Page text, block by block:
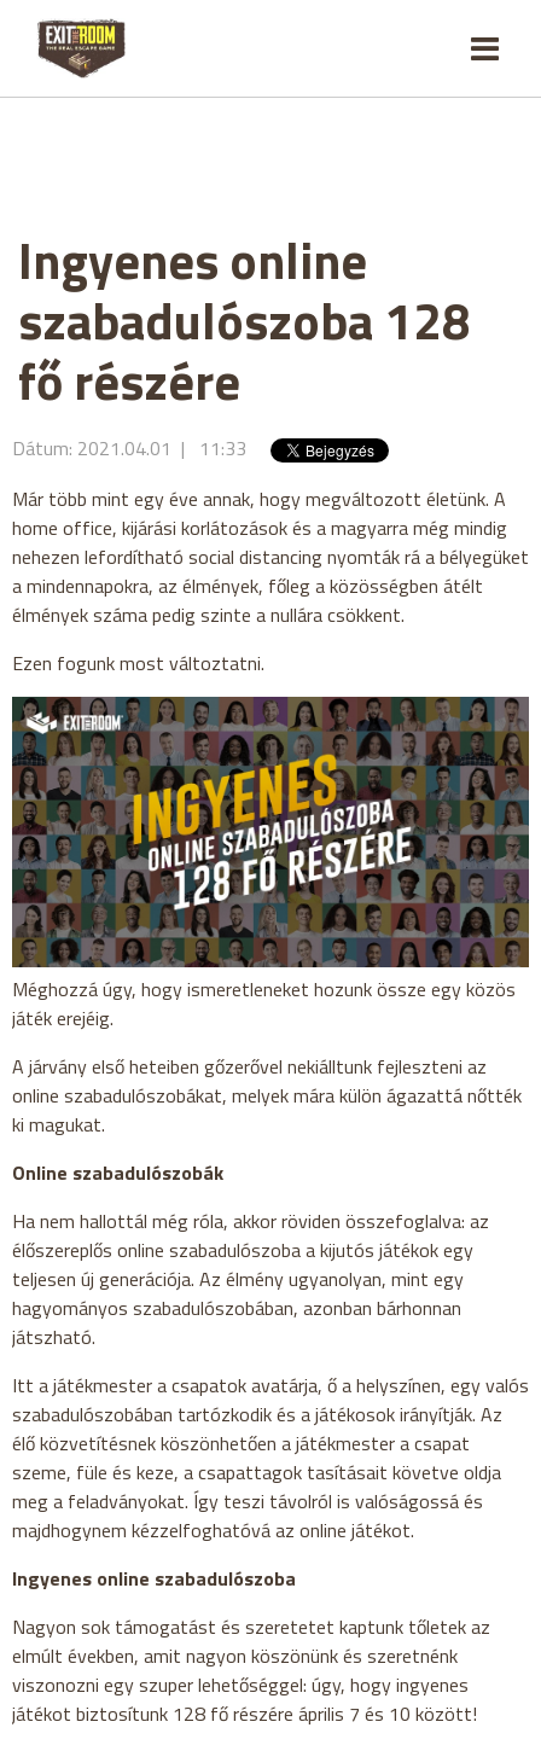
Ingyenes online
szabadulószoba 128
fő részére
Dátum: 2021.04.01 | 11:33
Már több mint egy éve annak, hogy megváltozott életünk. A
home office, kijárási korlátozások és a magyarra még mindig
nehezen lefordítható social distancing nyomták rá a bélyegüket
a mindennapokra, az élmények, főleg a közösségben átélt
élmények száma pedig szinte a nullára csökkent.
Ezen fogunk most változtatni.
Méghozzá úgy, hogy ismeretleneket hozunk össze egy közös
játék erejéig.
A járvány első heteiben gőzerővel nekiálltunk fejleszteni az
online szabadulószobákat, melyek mára külön ágazattá nőtték
ki magukat.
Online szabadulószobák
Ha nem hallottál még róla, akkor röviden összefoglalva: az
élőszereplős online szabadulószoba a kijutós játékok egy
teljesen új generációja. Az élmény ugyanolyan, mint egy
hagyományos szabadulószobában, azonban bárhonnan
játszható.
Itt a játékmester a csapatok avatárja, ő a helyszínen, egy valós
szabadulószobában tartózkodik és a játékosok irányítják. Az
élő közvetítésnek köszönhetően a játékmester a csapat
szeme, füle és keze, a csapattagok tasításait követve oldja
meg a feladványokat. Így teszi távolról is valóságossá és
majdhogynem kézzelfoghatóvá az online játékot.
Ingyenes online szabadulószoba
Nagyon sok támogatást és szeretetet kaptunk tőletek az
elmúlt években, amit nagyon köszönünk és szeretnénk
viszonozni egy szuper lehetőséggel: úgy, hogy ingyenes
játékot biztosítunk 128 fő részére április 7 és 10 között!